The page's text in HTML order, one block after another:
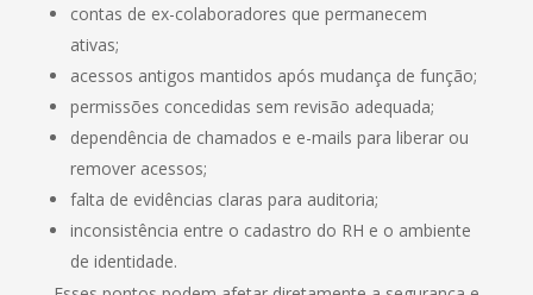
contas de ex-colaboradores que permanecem
ativas;
acessos antigos mantidos após mudança de função;
permissões concedidas sem revisão adequada;
dependência de chamados e e-mails para liberar ou
remover acessos;
falta de evidências claras para auditoria;
inconsistência entre o cadastro do RH e o ambiente
de identidade.